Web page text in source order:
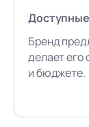
Бренд
делает
и бюджете.